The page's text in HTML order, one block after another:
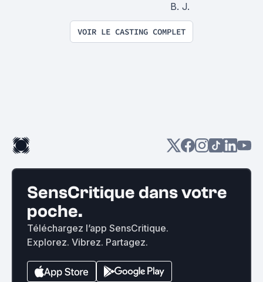
B. J.
VOIR LE CASTING COMPLET
SensCritique dans votre
poche.
Téléchargez l’app SensCritique.
Explorez. Vibrez. Partagez.